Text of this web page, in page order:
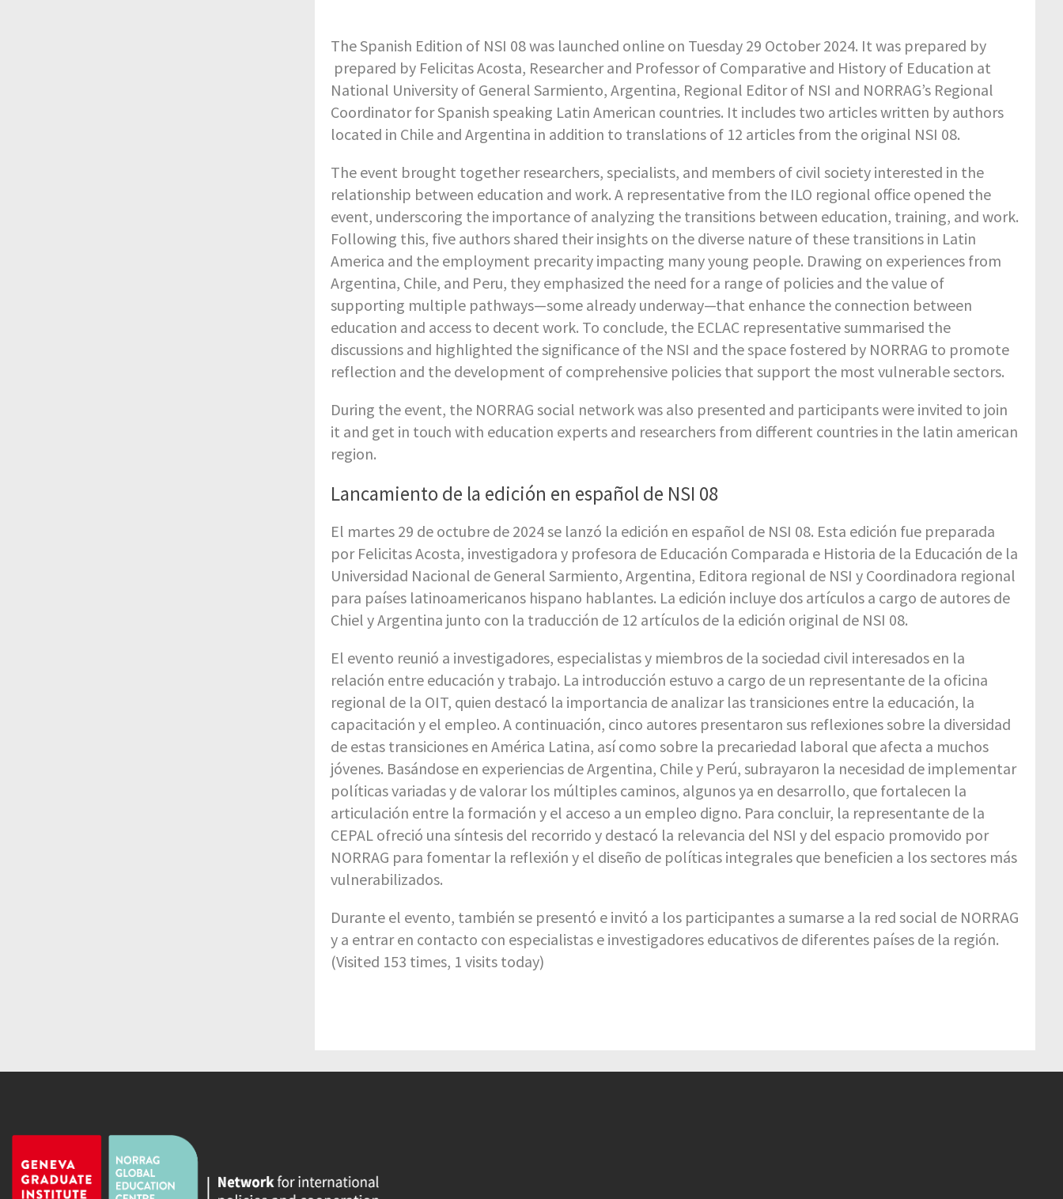
The Spanish Edition of NSI 08 was launched online on Tuesday 29 October 2024. It was prepared by
prepared by Felicitas Acosta, Researcher and Professor of Comparative and History of Education at
National University of General Sarmiento, Argentina, Regional Editor of NSI and NORRAG’s Regional
Coordinator for Spanish speaking Latin American countries. It includes two articles written by authors
located in Chile and Argentina in addition to translations of 12 articles from the original NSI 08.
The event brought together researchers, specialists, and members of civil society interested in the
relationship between education and work. A representative from the ILO regional office opened the
event, underscoring the importance of analyzing the transitions between education, training, and work.
Following this, five authors shared their insights on the diverse nature of these transitions in Latin
America and the employment precarity impacting many young people. Drawing on experiences from
Argentina, Chile, and Peru, they emphasized the need for a range of policies and the value of
supporting multiple pathways—some already underway—that enhance the connection between
education and access to decent work. To conclude, the ECLAC representative summarised the
discussions and highlighted the significance of the NSI and the space fostered by NORRAG to promote
reflection and the development of comprehensive policies that support the most vulnerable sectors.
During the event, the NORRAG social network was also presented and participants were invited to join
it and get in touch with education experts and researchers from different countries in the latin american
region.
Lancamiento de la edición en español de NSI 08
El martes 29 de octubre de 2024 se lanzó la edición en español de NSI 08. Esta edición fue preparada
por Felicitas Acosta, investigadora y profesora de Educación Comparada e Historia de la Educación de la
Universidad Nacional de General Sarmiento, Argentina, Editora regional de NSI y Coordinadora regional
para países latinoamericanos hispano hablantes. La edición incluye dos artículos a cargo de autores de
Chiel y Argentina junto con la traducción de 12 artículos de la edición original de NSI 08.
El evento reunió a investigadores, especialistas y miembros de la sociedad civil interesados en la
relación entre educación y trabajo. La introducción estuvo a cargo de un representante de la oficina
regional de la OIT, quien destacó la importancia de analizar las transiciones entre la educación, la
capacitación y el empleo. A continuación, cinco autores presentaron sus reflexiones sobre la diversidad
de estas transiciones en América Latina, así como sobre la precariedad laboral que afecta a muchos
jóvenes. Basándose en experiencias de Argentina, Chile y Perú, subrayaron la necesidad de implementar
políticas variadas y de valorar los múltiples caminos, algunos ya en desarrollo, que fortalecen la
articulación entre la formación y el acceso a un empleo digno. Para concluir, la representante de la
CEPAL ofreció una síntesis del recorrido y destacó la relevancia del NSI y del espacio promovido por
NORRAG para fomentar la reflexión y el diseño de políticas integrales que beneficien a los sectores más
vulnerabilizados.
Durante el evento, también se presentó e invitó a los participantes a sumarse a la red social de NORRAG
y a entrar en contacto con especialistas e investigadores educativos de diferentes países de la región.
(Visited 153 times, 1 visits today)